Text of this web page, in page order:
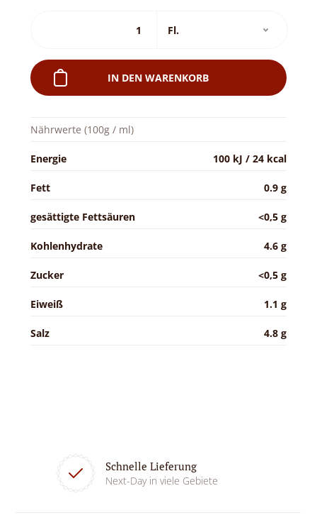
IN DEN WARENKORB
Nährwerte (100g / ml)
Energie 100 kJ / 24 kcal
Fett 0.9 g
gesättigte Fettsäuren <0,5 g
Kohlenhydrate 4.6 g
Zucker <0,5 g
Eiweiß 1.1 g
Salz 4.8 g
Schnelle Lieferung
Next-Day in viele Gebiete